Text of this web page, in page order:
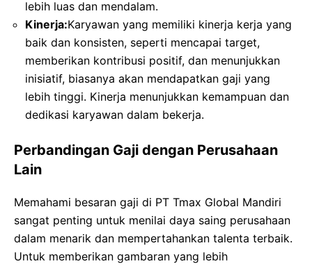
lebih luas dan mendalam.
Kinerja:Karyawan yang memiliki kinerja kerja yang
baik dan konsisten, seperti mencapai target,
memberikan kontribusi positif, dan menunjukkan
inisiatif, biasanya akan mendapatkan gaji yang
lebih tinggi. Kinerja menunjukkan kemampuan dan
dedikasi karyawan dalam bekerja.
Perbandingan Gaji dengan Perusahaan
Lain
Memahami besaran gaji di PT Tmax Global Mandiri
sangat penting untuk menilai daya saing perusahaan
dalam menarik dan mempertahankan talenta terbaik.
Untuk memberikan gambaran yang lebih